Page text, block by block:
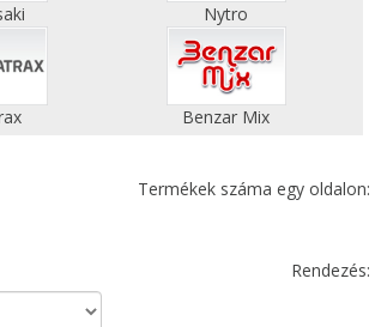
Nytro
Benzar Mix
Termékek száma egy oldalon:
Rendezés: